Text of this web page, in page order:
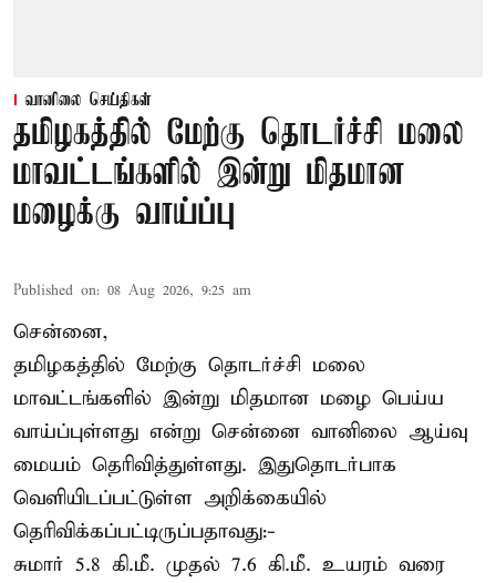
வானிலை செய்திகள்
தமிழகத்தில் மேற்கு தொடர்ச்சி மலை
மாவட்டங்களில் இன்று மிதமான
மழைக்கு வாய்ப்பு
Published on: 08 Aug 2026, 9:25 am
சென்னை,
தமிழகத்தில் மேற்கு தொடர்ச்சி மலை
மாவட்டங்களில் இன்று மிதமான மழை பெய்ய
வாய்ப்புள்ளது என்று சென்னை வானிலை ஆய்வு
மையம் தெரிவித்துள்ளது. இதுதொடர்பாக
வெளியிடப்பட்டுள்ள அறிக்கையில்
தெரிவிக்கப்பட்டிருப்பதாவது:-
சுமார் 5.8 கி.மீ. முதல் 7.6 கி.மீ. உயரம் வரை